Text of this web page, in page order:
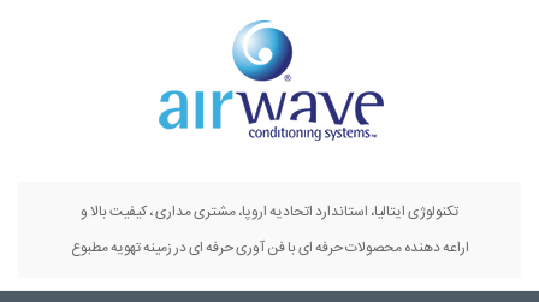
تکنولوژی ایتالیا، استاندارد اتحادیه اروپا، مشتری مداری ، کیفیت بالا و
اراعه دهنده محصولات حرفه ای با فن آوری حرفه ای در زمینه تهویه مطبوع